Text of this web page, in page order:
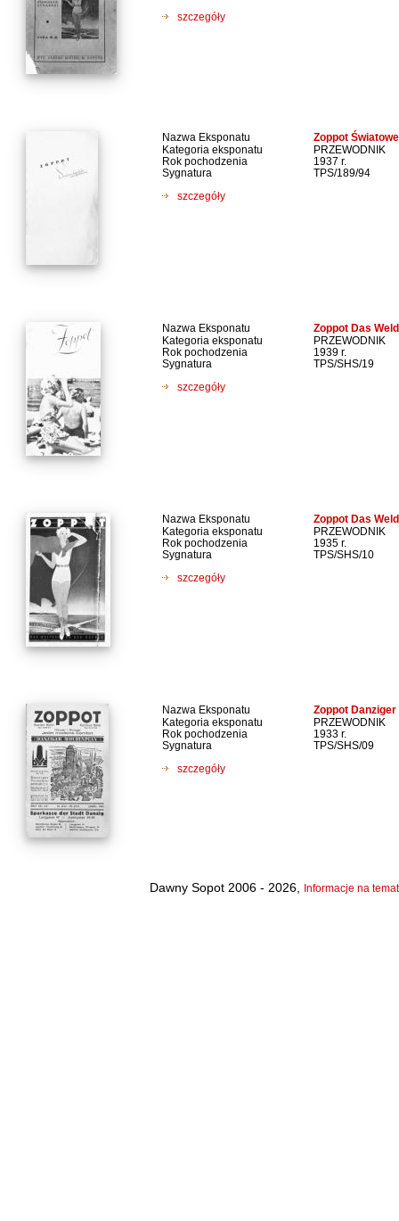
szczegóły
Nazwa Eksponatu Zoppot
Kategoria eksponatu
PRZEWODNIK
Rok pochodzenia
1937 r.
Sygnatura
TPS/189/94
szczegóły
Nazwa Eksponatu Zoppot Das
Kategoria eksponatu
PRZEWODNIK
Rok pochodzenia
1939 r.
Sygnatura
TPS/SHS/19
szczegóły
Nazwa Eksponatu Zoppot Das
Kategoria eksponatu
PRZEWODNIK
Rok pochodzenia
1935 r.
Sygnatura
TPS/SHS/10
szczegóły
Nazwa Eksponatu Zoppot
Kategoria eksponatu
PRZEWODNIK
Rok pochodzenia
1933 r.
Sygnatura
TPS/SHS/09
szczegóły
Dawny Sopot 2006 - 2026, Informacje na